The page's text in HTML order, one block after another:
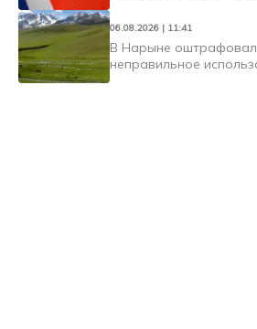
06.08.2026 | 11:41
В Нарыне
неправильное